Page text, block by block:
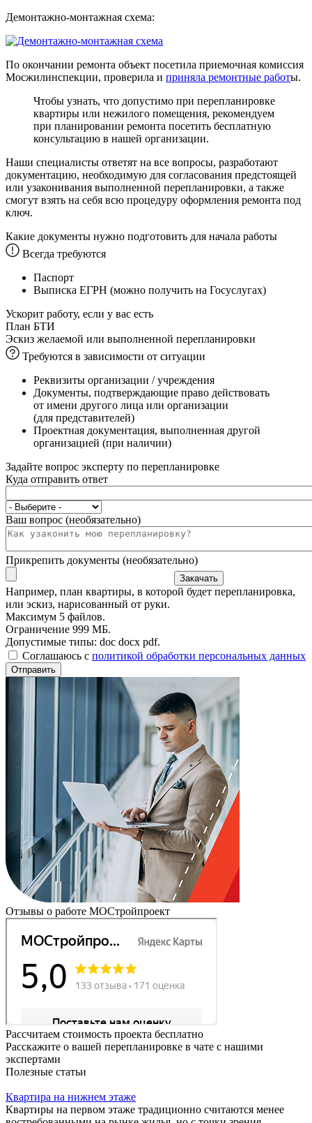
Демонтажно-монтажная схема:
По окончании ремонта объект посетила приемочная комиссия
Мосжилинспекции, проверила и приняла ремонтные работы.
Чтобы узнать, что допустимо при перепланировке
квартиры или нежилого помещения, рекомендуем
при планировании ремонта посетить бесплатную
консультацию в нашей организации.
Наши специалисты ответят на все вопросы, разработают
документацию, необходимую для согласования предстоящей
или узаконивания выполненной перепланировки, а также
смогут взять на себя всю процедуру оформления ремонта под
ключ.
Какие документы нужно подготовить для начала работы
Всегда требуются
Паспорт
Выписка ЕГРН (можно получить на Госуслугах)
Ускорит работу, если у вас есть
План БТИ
Эскиз желаемой или выполненной перепланировки
Требуются в зависимости от ситуации
Реквизиты организации / учреждения
Документы, подтверждающие право действовать
от имени другого лица или организации
(для представителей)
Проектная документация, выполненная другой
организацией (при наличии)
Задайте вопрос эксперту по перепланировке
Куда отправить ответ
Ваш вопрос (необязательно)
Прикрепить документы (необязательно)
Закачать
Например, план квартиры, в которой будет перепланировка,
или эскиз, нарисованный от руки.
Максимум 5 файлов.
Ограничение 999 МБ.
Допустимые типы: doc docx pdf.
Соглашаюсь с политикой обработки персональных данных
Отправить
Отзывы о работе МОСтройпроект
Рассчитаем стоимость проекта бесплатно
Расскажите о вашей перепланировке в чате с нашими
экспертами
Полезные статьи
Квартира на нижнем этаже
Квартиры на первом этаже традиционно считаются менее